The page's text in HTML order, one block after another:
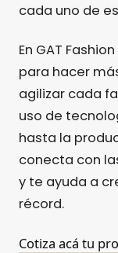
cada uno de
En GAT
para hacer
agilizar cada
uso de
hasta la
conecta con
y te ayuda a
récord.
Cotiza acá tu